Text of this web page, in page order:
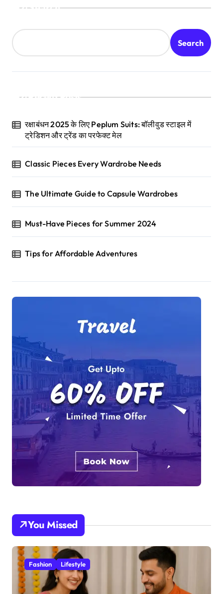
Search
Search
Recent Posts
रक्षाबंधन 2025 के लिए Peplum Suits: बॉलीवुड स्टाइल में
ट्रेडिशन और ट्रेंड का परफेक्ट मेल
Classic Pieces Every Wardrobe Needs
The Ultimate Guide to Capsule Wardrobes
Must-Have Pieces for Summer 2024
Tips for Affordable Adventures
You Missed
Fashion Lifestyle